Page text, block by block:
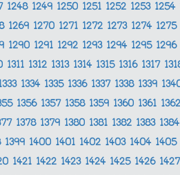
1248 1249 1250 1251 1252 1253 1254
1269 1270 1271 1272 1273 1274 1275
1290 1291 1292 1293 1294 1295 1296
1311 1312 1313 1314 1315 1316 1317
1334 1335 1336 1337 1338 1339
1356 1357 1358 1359 1360 1361 1362
1378 1379 1380 1381 1382 1383 1384
1399 1400 1401 1402 1403 1404 1405
1421 1422 1423 1424 1425 1426 1427